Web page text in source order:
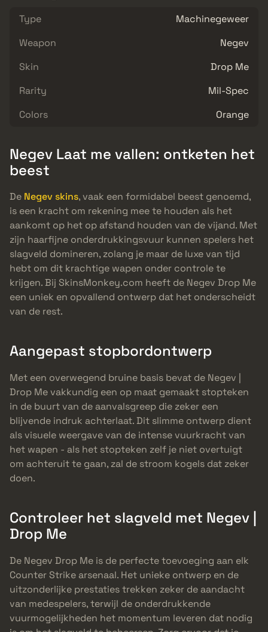
Type
Machinegeweer
Weapon
Negev
Skin
Drop Me
Rarity
Mil-Spec
Colors
Orange
Negev Laat me vallen: ontketen het
beest
De Negev skins, vaak een formidabel beest genoemd,
is een kracht om rekening mee te houden als het
aankomt op het op afstand houden van de vijand. Met
zijn haarfijne onderdrukkingsvuur kunnen spelers het
slagveld domineren, zolang je maar de luxe van tijd
hebt om dit krachtige wapen onder controle te
krijgen. Bij SkinsMonkey.com heeft de Negev Drop Me
een uniek en opvallend ontwerp dat het onderscheidt
van de rest.
Aangepast stopbordontwerp
Met een overwegend bruine basis bevat de Negev |
Drop Me vakkundig een op maat gemaakt stopteken
in de buurt van de aanvalsgreep die zeker een
blijvende indruk achterlaat. Dit slimme ontwerp dient
als visuele weergave van de intense vuurkracht van
het wapen - als het stopteken zelf je niet overtuigt
om achteruit te gaan, zal de stroom kogels dat zeker
doen.
Controleer het slagveld met Negev |
Drop Me
De Negev Drop Me is de perfecte toevoeging aan elk
Counter Strike arsenaal. Het unieke ontwerp en de
uitzonderlijke prestaties trekken zeker de aandacht
van medespelers, terwijl de onderdrukkende
vuurmogelijkheden het momentum leveren dat nodig